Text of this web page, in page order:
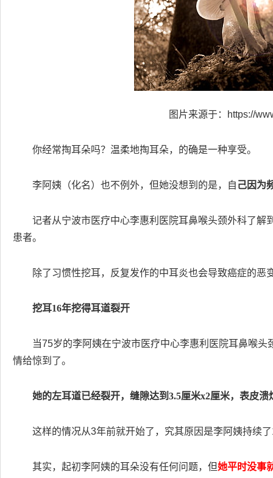
图片来源于：https://
你经常掏耳朵吗？温柔地掏耳朵，的确是一种享受。
李阿姨（化名）也不例外，但她没想到的是，自 己因为
记者从宁波市医疗中心李惠利医院耳鼻喉头颈外科了
患者。
除了习惯性挖耳，反复发作的中耳炎也会导致癌症的恶
挖耳16年挖得耳道裂开
当75岁的李阿姨在宁波市医疗中心李惠利医院耳鼻喉
情给惊到了。
她的左耳道已经裂开，缝隙达到3.5厘米x2厘米，表皮溃
这样的情况从3年前就开始了，究其原因是李阿姨持续
其实，起初李阿姨的耳朵没有任何问题，但她平时没事